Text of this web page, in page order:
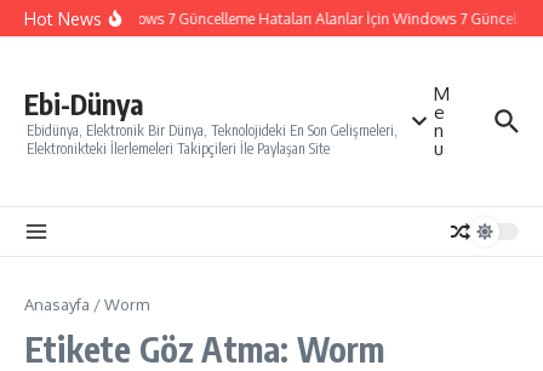
İçeriğe atla
Hot NewsWindows 7 Güncelleme Hataları Alanlar İçin Windows 7
Ebi-Dünya
Ebidünya, Elektronik Bir Dünya, Teknolojideki En Son Gelişmeleri,
Elektronikteki İlerlemeleri Takipçileri İle Paylaşan Site
M
e
n
u
Anasayfa /Worm
Etikete Göz Atma: Worm